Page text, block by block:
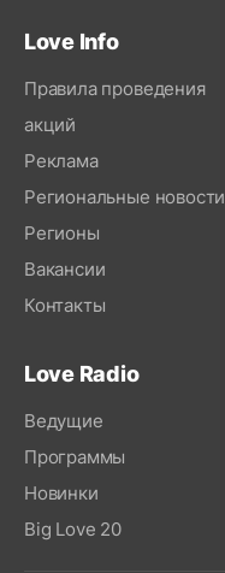
Love Info
Правила проведения
акций
Реклама
Региональные новости
Регионы
Вакансии
Контакты
Love Radio
Ведущие
Программы
Новинки
Big Love 20